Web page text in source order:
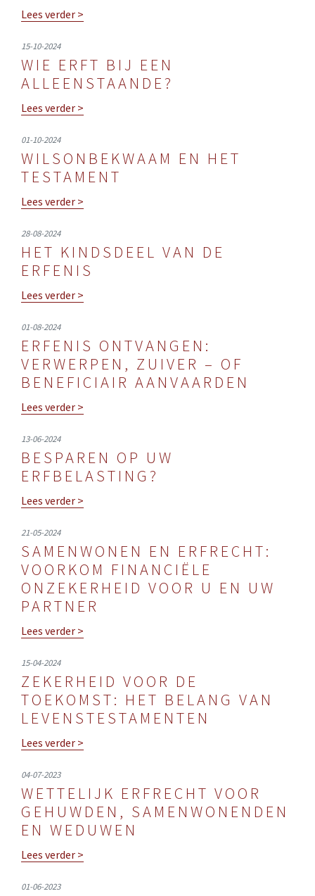
Lees verder >
15-10-2024
WIE ERFT BIJ EEN
ALLEENSTAANDE?
Lees verder >
01-10-2024
WILSONBEKWAAM EN HET
TESTAMENT
Lees verder >
28-08-2024
HET KINDSDEEL VAN DE
ERFENIS
Lees verder >
01-08-2024
ERFENIS ONTVANGEN:
VERWERPEN, ZUIVER – OF
BENEFICIAIR AANVAARDEN
Lees verder >
13-06-2024
BESPAREN OP UW
ERFBELASTING?
Lees verder >
21-05-2024
SAMENWONEN EN ERFRECHT:
VOORKOM FINANCIËLE
ONZEKERHEID VOOR U EN UW
PARTNER
Lees verder >
15-04-2024
ZEKERHEID VOOR DE
TOEKOMST: HET BELANG VAN
LEVENSTESTAMENTEN
Lees verder >
04-07-2023
WETTELIJK ERFRECHT VOOR
GEHUWDEN, SAMENWONENDEN
EN WEDUWEN
Lees verder >
01-06-2023